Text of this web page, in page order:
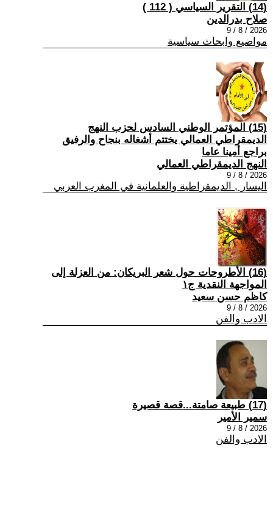
(14) التقرير السياسي ( 112 )
صلاح بدرالدين
2026 / 8 / 9
مواضيع وابحاث سياسية
(15) المؤتمر الوطني السادس لحزب النهج
الديمقراطي العمالي يختتم أشغاله بنجاح والرفيق
براجع أمينا عاما
النهج الديمقراطي العمالي
2026 / 8 / 9
اليسار , الديمقراطية والعلمانية في المغرب العربي
(16) الأطروحات حول شعر البريكان: من العزلة إلى
المواجهة النقدية ج١
كاظم حسن سعيد
2026 / 8 / 9
الادب والفن
(17) طبيعة صامتة...قصة قصيرة
سمير الأمير
2026 / 8 / 9
الادب والفن